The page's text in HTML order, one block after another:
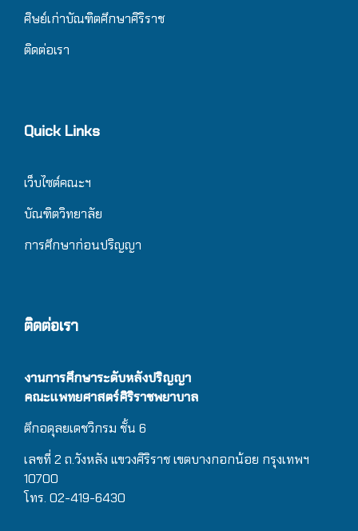
ศิษย์เก่าบัณฑิตศึกษาศิริราช
ติดต่อเรา
Quick Links
เว็บไซต์คณะฯ
บัณฑิตวิทยาลัย
การศึกษาก่อนปริญญา
ติดต่อเรา
งานการศึกษาระดับหลังปริญญา
คณะแพทยศาสตร์ศิริราชพยาบาล
ตึกอดุลยเดชวิกรม ชั้น 6
เลขที่ 2 ถ.วังหลัง แขวงศิริราช เขตบางกอกน้อย กรุงเทพฯ
10700
โทร. 02-419-6430